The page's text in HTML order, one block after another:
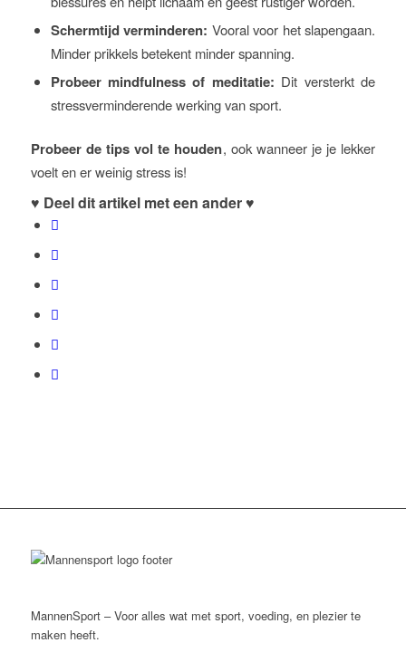
Schermtijd verminderen: Vooral voor het slapengaan.
Minder prikkels betekent minder spanning.
Probeer mindfulness of meditatie: Dit versterkt de
stressverminderende werking van sport.
Probeer de tips vol te houden, ook wanneer je je lekker
voelt en er weinig stress is!
♥ Deel dit artikel met een ander ♥
MannenSport – Voor alles wat met sport, voeding, en plezier te
maken heeft.